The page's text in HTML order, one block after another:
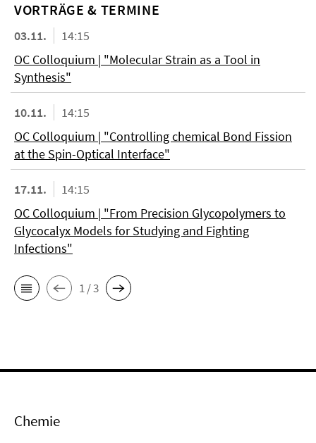
VORTRÄGE & TERMINE
03.11.
14:15
OC Colloquium | "Molecular Strain as a Tool in
Synthesis"
10.11.
14:15
OC Colloquium | "Controlling chemical Bond Fission
at the Spin-Optical Interface"
17.11.
14:15
OC Colloquium | "From Precision Glycopolymers to
Glycocalyx Models for Studying and Fighting
Infections"
1 / 3
Chemie